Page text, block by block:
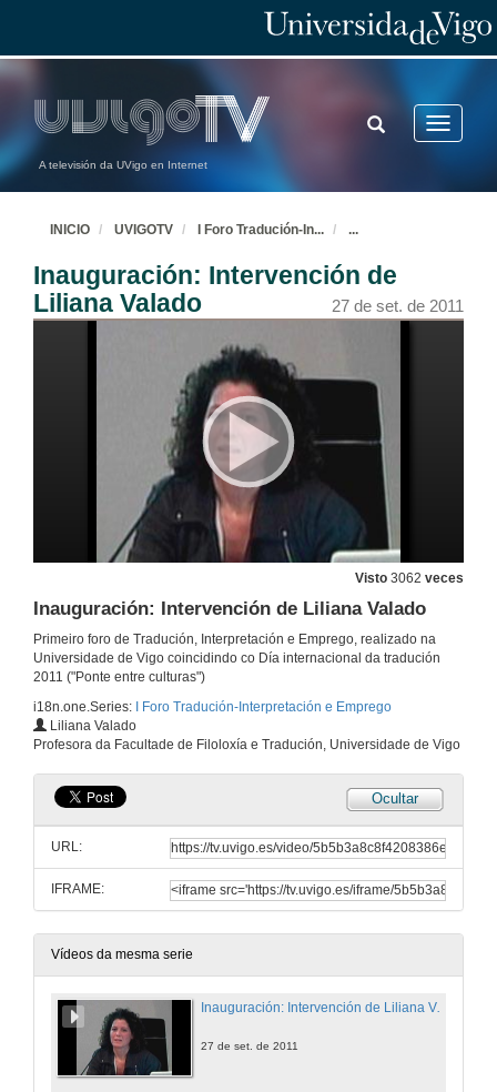
A televisión da UVigo en Internet
Toggle
TOGGLE
SEARCH
INICIO UVIGOTV I Foro Tradución-In... ...
Inauguración: Intervención de
Liliana Valado
27 de set. de 2011
Visto 3062 veces
Inauguración: Intervención de Liliana Valado
Primeiro foro de Tradución, Interpretación e Emprego, realizado na
Universidade de Vigo coincidindo co Día internacional da tradución
2011 ("Ponte entre culturas")
i18n.one.Series:
I Foro Tradución-Interpretación e Emprego
Liliana Valado
Profesora da Facultade de Filoloxía e Tradución, Universidade de Vigo
Ocultar
URL:
IFRAME:
Vídeos da mesma serie
Inauguración: Intervención de Liliana Valado
27 de set. de 2011